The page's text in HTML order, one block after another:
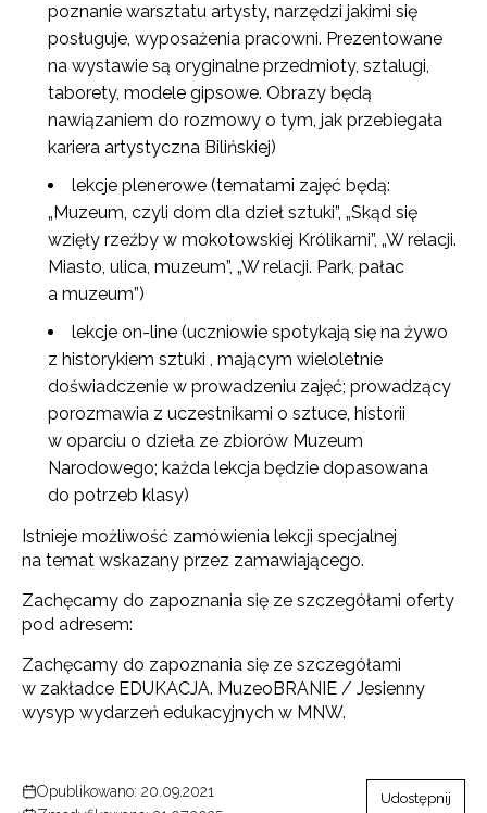
poznanie warsztatu artysty, narzędzi jakimi się
posługuje, wyposażenia pracowni. Prezentowane
na wystawie są oryginalne przedmioty, sztalugi,
taborety, modele gipsowe. Obrazy będą
nawiązaniem do rozmowy o tym, jak przebiegała
kariera artystyczna Bilińskiej)
lekcje plenerowe (tematami zajęć będą:
„Muzeum, czyli dom dla dzieł sztuki”, „Skąd się
wzięły rzeźby w mokotowskiej Królikarni”, „W relacji.
Miasto, ulica, muzeum”, „W relacji. Park, pałac
a muzeum”)
lekcje on-line (uczniowie spotykają się na żywo
z historykiem sztuki , mającym wieloletnie
doświadczenie w prowadzeniu zajęć; prowadzący
porozmawia z uczestnikami o sztuce, historii
w oparciu o dzieła ze zbiorów Muzeum
Narodowego; każda lekcja będzie dopasowana
do potrzeb klasy)
Istnieje możliwość zamówienia lekcji specjalnej
na temat wskazany przez zamawiającego.
Zachęcamy do zapoznania się ze szczegółami oferty
pod adresem:
Zachęcamy do zapoznania się ze szczegółami
w zakładce EDUKACJA. MuzeoBRANIE / Jesienny
wysyp wydarzeń edukacyjnych w MNW.
Opublikowano: 20.09.2021
Udostępnij